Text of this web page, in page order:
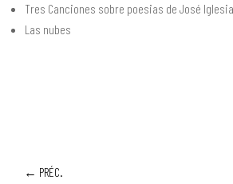
Tres Canciones sobre poesias de José
Las nubes
← PRÉC.